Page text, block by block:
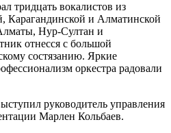
тридцать вокалистов из
Карагандинской и Алматинской
Нур-Султан и
отнесся с большой
состязанию. Яркие
оркестра радовали
руководитель управления
Марлен Кольбаев.